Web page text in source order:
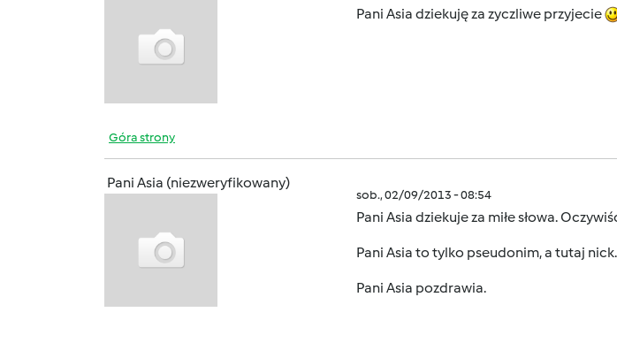
Pani Asia dziekuję za zyczliwe przyjecie
Góra strony
Pani Asia (niezweryfikowany)
sob., 02/09/2013 - 08:54
Pani Asia dziekuje za miłe słowa.
Pani Asia to tylko pseudonim, a tutaj nick.
Pani Asia pozdrawia.